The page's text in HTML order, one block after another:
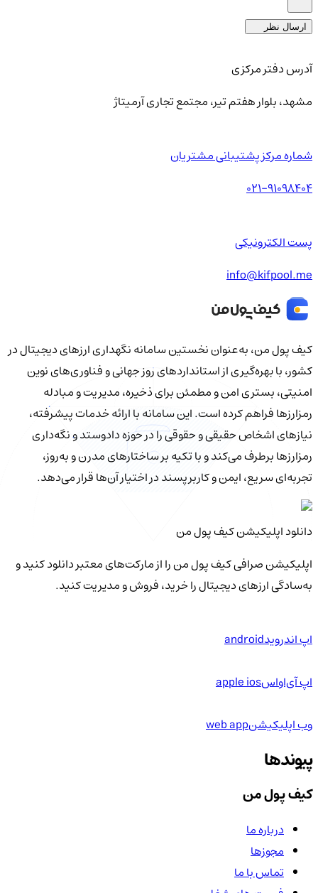
ارسال نظر
آدرس دفتر مرکزی
مشهد، بلوار هفتم تیر، مجتمع تجاری آرمیتاژ
شماره مرکز پشتیبانی مشتریان
021-91098404
پست الکترونیکی
info@kifpool.me
کیف‌ پول من، به‌عنوان نخستین سامانه نگهداری ارزهای دیجیتال در
کشور، با بهره‌گیری از استانداردهای روز جهانی و فناوری‌های نوین
امنیتی، بستری امن و مطمئن برای ذخیره، مدیریت و مبادله
رمزارزها فراهم کرده است. این سامانه با ارائه خدمات پیشرفته،
نیازهای اشخاص حقیقی و حقوقی را در حوزه دادوستد و نگه‌داری
رمزارزها برطرف می‌کند و با تکیه بر ساختارهای مدرن و به‌روز،
تجربه‌ای سریع، ایمن و کاربرپسند در اختیار آن‌ها قرار می‌دهد.
دانلود اپلیکیشن کیف‌ پول من
اپلیکیشن صرافی کیف پول من را از مارکت‌های معتبر دانلود کنید و
به‌سادگی ارزهای دیجیتال را خرید، فروش و مدیریت کنید.
اپ اندرویدandroid
اپ آی‌او‌اسapple ios
وب اپلیکیشنweb app
پیوندها
کیف پول من
درباره ما
مجوزها
تماس با ما